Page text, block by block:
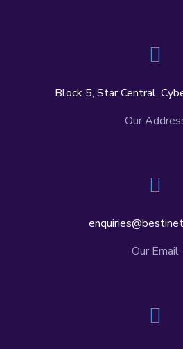
Block 5, Star Central,
Our
Our Email